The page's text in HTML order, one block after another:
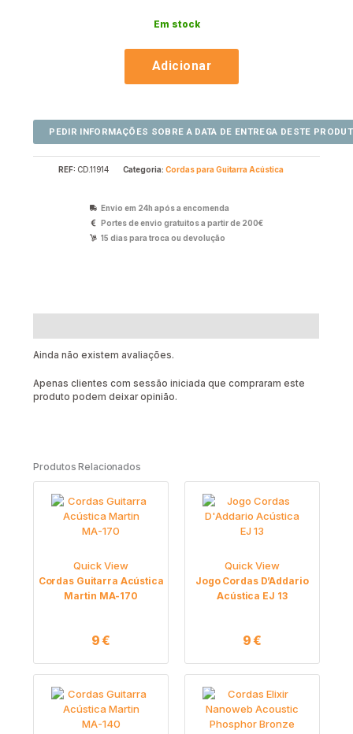
Em stock
Adicionar
REF: CD.11914 Categoria: Cordas para Guitarra Acústica
Envio em 24h após a encomenda
Portes de envio gratuitos a partir de 200€
15 dias para troca ou devolução
Ainda não existem avaliações.
Apenas clientes com sessão iniciada que compraram este
produto podem deixar opinião.
Produtos Relacionados
Quick View
Cordas Guitarra Acústica
Martin MA-170
9€
Quick View
Jogo Cordas D’Addario
Acústica EJ 13
9€